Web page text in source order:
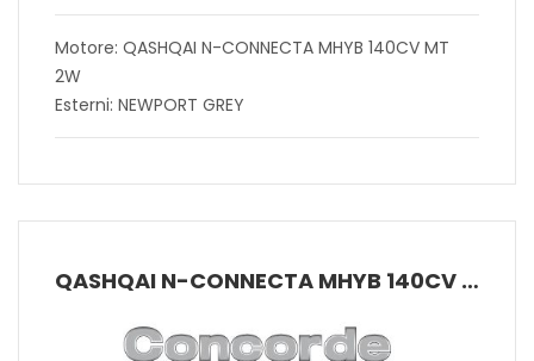
Motore: QASHQAI N-CONNECTA MHYB 140CV MT
2W
Esterni: NEWPORT GREY
QASHQAI N-CONNECTA MHYB 140CV MT 2W